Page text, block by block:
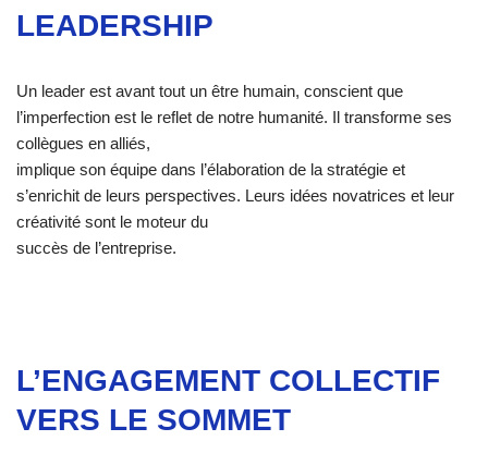
LEADERSHIP
Un leader est avant tout un être humain, conscient que
l’imperfection est le reflet de notre humanité. Il transforme ses
collègues en alliés,
implique son équipe dans l’élaboration de la stratégie et
s’enrichit de leurs perspectives. Leurs idées novatrices et leur
créativité sont le moteur du
succès de l’entreprise.
L’ENGAGEMENT COLLECTIF
VERS LE SOMMET